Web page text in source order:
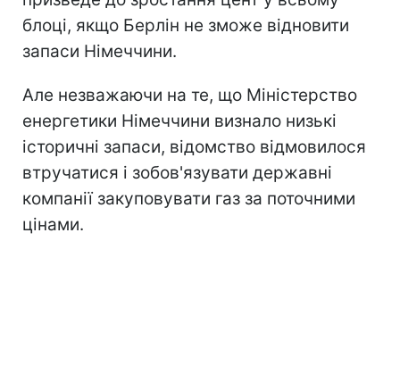
блоці, якщо Берлін не зможе відновити
запаси Німеччини.
Але незважаючи на те, що Міністерство
енергетики Німеччини визнало низькі
історичні запаси, відомство відмовилося
втручатися і зобов'язувати державні
компанії закуповувати газ за поточними
цінами.